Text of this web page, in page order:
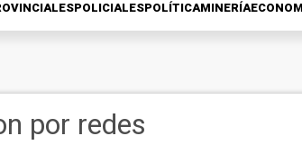
POLICIALESPOLÍTICAMINERÍA
por redes